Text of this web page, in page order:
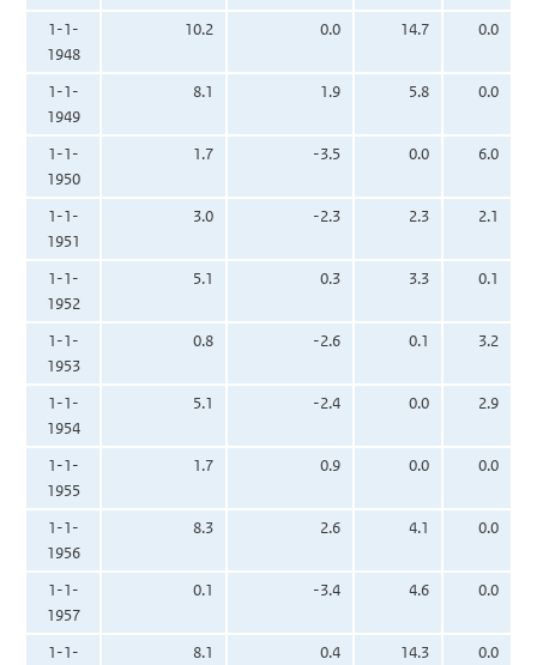
1-1-
1948
10.2 0.0 14.7 0.0
1-1-
1949
8.1 1.9 5.8 0.0
1-1-
1950
1.7 -3.5 0.0 6.0
1-1-
1951
3.0 -2.3 2.3 2.1
1-1-
1952
5.1 0.3 3.3 0.1
1-1-
1953
0.8 -2.6 0.1 3.2
1-1-
1954
5.1 -2.4 0.0 2.9
1-1-
1955
1.7 0.9 0.0 0.0
1-1-
1956
8.3 2.6 4.1 0.0
1-1-
1957
0.1 -3.4 4.6 0.0
1-1-
8.1 0.4 14.3 0.0